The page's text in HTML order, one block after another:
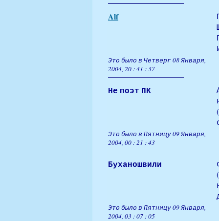
Alf
Это было в Четверг 08 Января,
2004, 20 : 41 : 37
Не поэт ПК
Это было в Пятницу 09 Января,
2004, 00 : 21 : 43
Буханошвили
Это было в Пятницу 09 Января,
2004, 03 : 07 : 05